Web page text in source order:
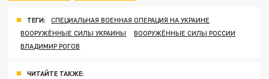
ТЕГИ:
СПЕЦИАЛЬНАЯ ВОЕННАЯ ОПЕРАЦИЯ НА УКРАИНЕ
ВООРУЖЁННЫЕ СИЛЫ УКРАИНЫ
ВООРУЖЁННЫЕ СИЛЫ РОССИИ
ВЛАДИМИР РОГОВ
ЧИТАЙТЕ ТАКЖЕ: